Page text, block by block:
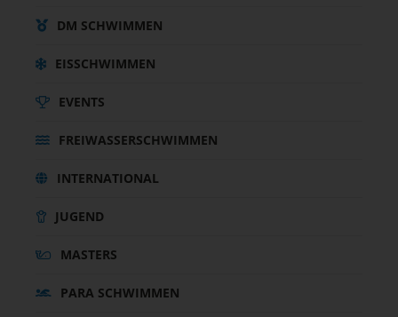
DM SCHWIMMEN
EISSCHWIMMEN
EVENTS
FREIWASSERSCHWIMMEN
INTERNATIONAL
JUGEND
MASTERS
PARA SCHWIMMEN